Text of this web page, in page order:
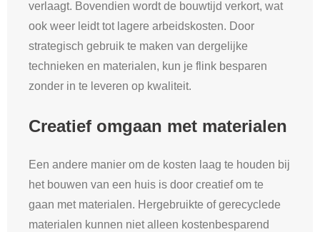
verlaagt. Bovendien wordt de bouwtijd verkort, wat
ook weer leidt tot lagere arbeidskosten. Door
strategisch gebruik te maken van dergelijke
technieken en materialen, kun je flink besparen
zonder in te leveren op kwaliteit.
Creatief omgaan met materialen
Een andere manier om de kosten laag te houden bij
het bouwen van een huis is door creatief om te
gaan met materialen. Hergebruikte of gerecyclede
materialen kunnen niet alleen kostenbesparend